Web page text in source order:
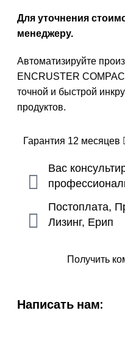
Для уточнения
менеджеру.
Автоматизируйте
ENCRUSTER
точной и быстрой
продуктов.
Гарантия 12 месяцев
Вас
Постоплата,
Лизинг, Ерип
Получить
Написать нам: